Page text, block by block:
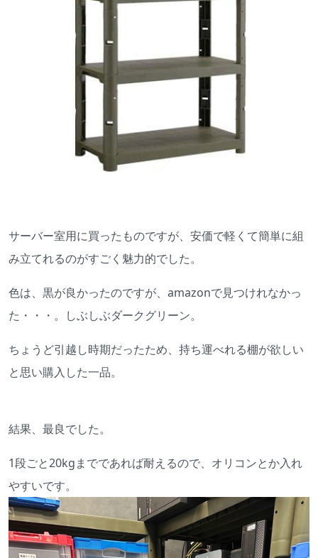
サーバー室用に買ったものですが、安価で軽くて簡単に組
み立てれるのがすごく魅力的でした。
色は、黒が良かったのですが、amazonで見つけれなかっ
た・・・。しぶしぶダークグリーン。
ちょうど引越し時期だったため、持ち運べれる棚が欲しい
と思い購入した一品。
結果、最良でした。
1段ごと20kgまでであれば耐えるので、オリコンとか入れ
やすいです。